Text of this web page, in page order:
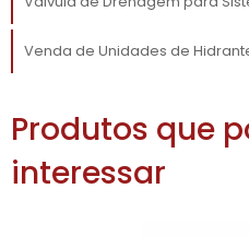
suas dúvidas sejam
crescimento do seu
Nosso atendimento
Venda de Unidades de
Produtos que
interessar